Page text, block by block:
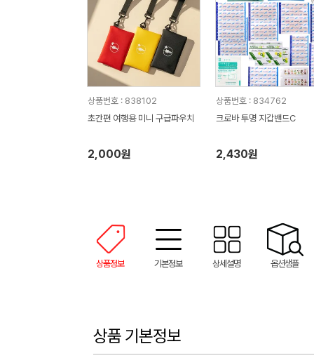
상품번호 : 838102
초간편 여행용 미니 구급파우치
2,000원
상품번호 : 834762
크로바 투명 지갑밴드C
2,430원
상품정보 기본정보 상세설명 옵션샘플
상품 기본정보